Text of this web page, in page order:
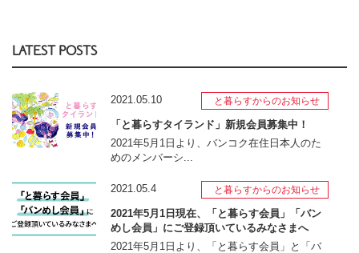
LATEST POSTS
2021.05.10 と暮らすからのお知らせ
「と暮らすタイランド」新規会員募集中！
2021年5月1日より、バンコク在住日本人のた
めのメンバーシ...
2021.05.4 と暮らすからのお知らせ
2021年5月1日現在、「と暮らす会員」「バン
めし会員」にご登録頂いているみなさまへ
2021年5月1日より、「と暮らす会員」と「バ